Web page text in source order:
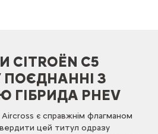
CITROЁN C5
ПОЄДНАННІ З
PHEV
є справжнім флагманом
цей титул одразу